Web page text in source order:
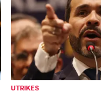
UTRIKES